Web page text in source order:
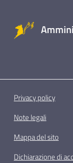
Privacy policy
Note legali
Mappa del sito
Dichiarazione di